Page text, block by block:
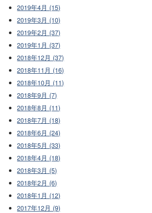
2019年4月 (15)
2019年3月 (10)
2019年2月 (37)
2019年1月 (37)
2018年12月 (37)
2018年11月 (16)
2018年10月 (11)
2018年9月 (7)
2018年8月 (11)
2018年7月 (18)
2018年6月 (24)
2018年5月 (33)
2018年4月 (18)
2018年3月 (5)
2018年2月 (6)
2018年1月 (12)
2017年12月 (9)